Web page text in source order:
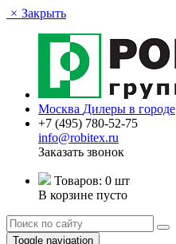
× Закрыть
Москва Дилеры в городе
+7 (495) 780-52-75
info@robitex.ru
Заказать звонок
Товаров: 0 шт
В корзине пусто
Toggle navigation